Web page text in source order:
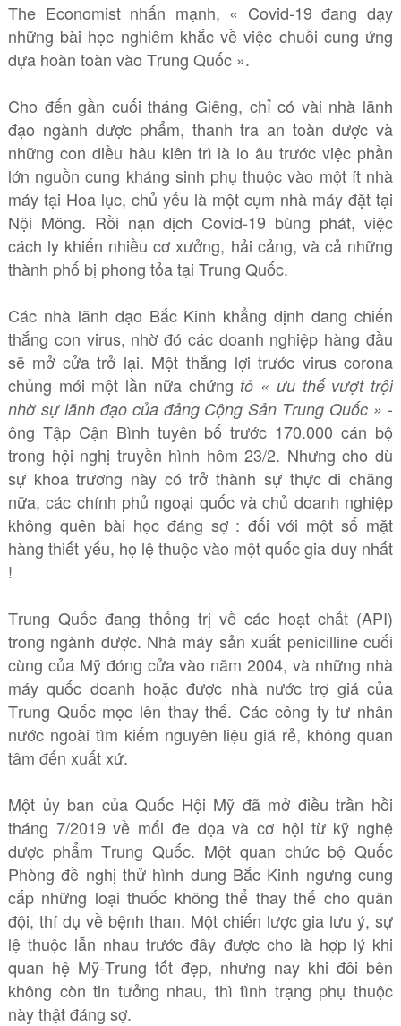
The Economist nhấn mạnh, « Covid-19 đang dạy
những bài học nghiêm khắc về việc chuỗi cung ứng
dựa hoàn toàn vào Trung Quốc ».
Cho đến gần cuối tháng Giêng, chỉ có vài nhà lãnh
đạo ngành dược phẩm, thanh tra an toàn dược và
những con diều hâu kiên trì là lo âu trước việc phần
lớn nguồn cung kháng sinh phụ thuộc vào một ít nhà
máy tại Hoa lục, chủ yếu là một cụm nhà máy đặt tại
Nội Mông. Rồi nạn dịch Covid-19 bùng phát, việc
cách ly khiến nhiều cơ xưởng, hải cảng, và cả những
thành phố bị phong tỏa tại Trung Quốc.
Các nhà lãnh đạo Bắc Kinh khẳng định đang chiến
thắng con virus, nhờ đó các doanh nghiệp hàng đầu
sẽ mở cửa trở lại. Một thắng lợi trước virus corona
chủng mới một lần nữa chứng tỏ « ưu thế vượt trội
nhờ sự lãnh đạo của đảng Cộng Sản Trung Quốc » -
ông Tập Cận Bình tuyên bố trước 170.000 cán bộ
trong hội nghị truyền hình hôm 23/2. Nhưng cho dù
sự khoa trương này có trở thành sự thực đi chăng
nữa, các chính phủ ngoại quốc và chủ doanh nghiệp
không quên bài học đáng sợ : đối với một số mặt
hàng thiết yếu, họ lệ thuộc vào một quốc gia duy nhất
!
Trung Quốc đang thống trị về các hoạt chất (API)
trong ngành dược. Nhà máy sản xuất penicilline cuối
cùng của Mỹ đóng cửa vào năm 2004, và những nhà
máy quốc doanh hoặc được nhà nước trợ giá của
Trung Quốc mọc lên thay thế. Các công ty tư nhân
nước ngoài tìm kiếm nguyên liệu giá rẻ, không quan
tâm đến xuất xứ.
Một ủy ban của Quốc Hội Mỹ đã mở điều trần hồi
tháng 7/2019 về mối đe dọa và cơ hội từ kỹ nghệ
dược phẩm Trung Quốc. Một quan chức bộ Quốc
Phòng đề nghị thử hình dung Bắc Kinh ngưng cung
cấp những loại thuốc không thể thay thế cho quân
đội, thí dụ về bệnh than. Một chiến lược gia lưu ý, sự
lệ thuộc lẫn nhau trước đây được cho là hợp lý khi
quan hệ Mỹ-Trung tốt đẹp, nhưng nay khi đôi bên
không còn tin tưởng nhau, thì tình trạng phụ thuộc
này thật đáng sợ.